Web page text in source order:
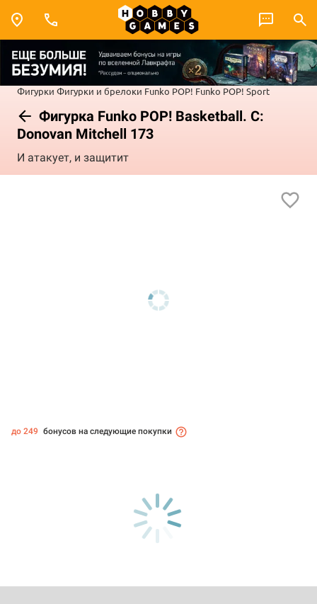
Фигурки Фигурки и брелоки Funko POP! Funko POP! Sport
Фигурка Funko POP! Basketball. C:
Donovan Mitchell 173
И атакует, и защитит
до 249 бонусов на следующие покупки